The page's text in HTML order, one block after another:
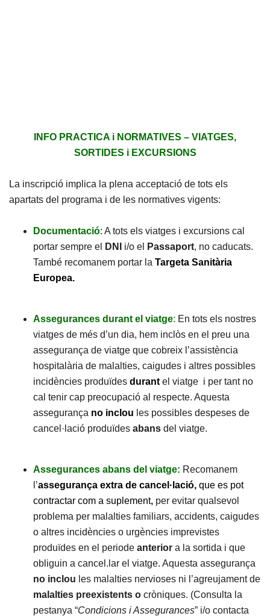
INFO PRACTICA i NORMATIVES – VIATGES,
SORTIDES i EXCURSIONS
La inscripció implica la plena acceptació de tots els
apartats del programa i de les normatives vigents:
Documentació: A tots els viatges i excursions cal
portar sempre el
DNI i/o el Passaport, no caducats.
També recomanem portar la Targeta Sanitària
Europea.
Assegurances durant el viatge: En tots els nostres
viatges de més d’un dia, hem inclòs en el preu una
assegurança de viatge que cobreix l’assistència
hospitalària de malalties, caigudes i altres possibles
incidències produïdes durant el viatge i per tant no
cal tenir cap preocupació al respecte. Aquesta
assegurança no inclou les possibles despeses de
cancel·lació produïdes abans del viatge.
Assegurances abans del viatge: Recomanem
l’assegurança extra de cancel·lació, que es pot
contractar com a suplement, per evitar qualsevol
problema per malalties familiars, accidents, caigudes
o altres incidències o urgències imprevistes
produïdes en el periode anterior a la sortida i que
obliguin a cancel.lar el viatge. Aquesta assegurança
no inclou les malalties nervioses ni l’agreujament de
malalties preexistents o cròniques. (Consulta la
pestanya “Condicions i Assegurances” i/o contacta